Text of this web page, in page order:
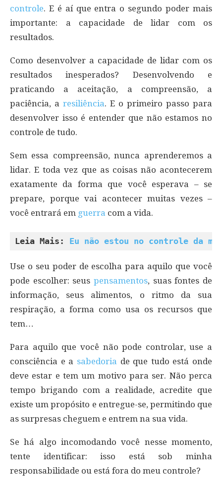
controle. E é aí que entra o segundo poder mais
importante: a capacidade de lidar com os
resultados.
Como desenvolver a capacidade de lidar com os
resultados inesperados? Desenvolvendo e
praticando a aceitação, a compreensão, a
paciência, a resiliência. E o primeiro passo para
desenvolver isso é entender que não estamos no
controle de tudo.
Sem essa compreensão, nunca aprenderemos a
lidar. E toda vez que as coisas não acontecerem
exatamente da forma que você esperava – se
prepare, porque vai acontecer muitas vezes –
você entrará em guerra com a vida.
Leia Mais: Eu não estou no controle da
Use o seu poder de escolha para aquilo que você
pode escolher: seus pensamentos, suas fontes de
informação, seus alimentos, o ritmo da sua
respiração, a forma como usa os recursos que
tem…
Para aquilo que você não pode controlar, use a
consciência e a sabedoria de que tudo está onde
deve estar e tem um motivo para ser. Não perca
tempo brigando com a realidade, acredite que
existe um propósito e entregue-se, permitindo que
as surpresas cheguem e entrem na sua vida.
Se há algo incomodando você nesse momento,
tente identificar: isso está sob minha
responsabilidade ou está fora do meu controle?